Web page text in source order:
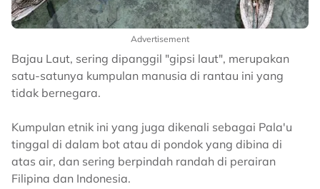
Advertisement
Bajau Laut, sering dipanggil "gipsi laut", merupakan
satu-satunya kumpulan manusia di rantau ini yang
tidak bernegara.
Kumpulan etnik ini yang juga dikenali sebagai Pala'u
tinggal di dalam bot atau di pondok yang dibina di
atas air, dan sering berpindah randah di perairan
Filipina dan Indonesia.